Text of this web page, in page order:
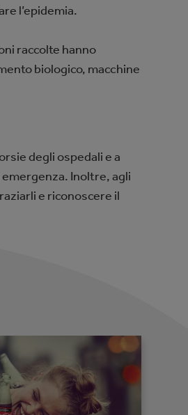
l’epidemia.
raccolte hanno
biologico, macchine
degli ospedali e a
Inoltre, agli
e riconoscere il